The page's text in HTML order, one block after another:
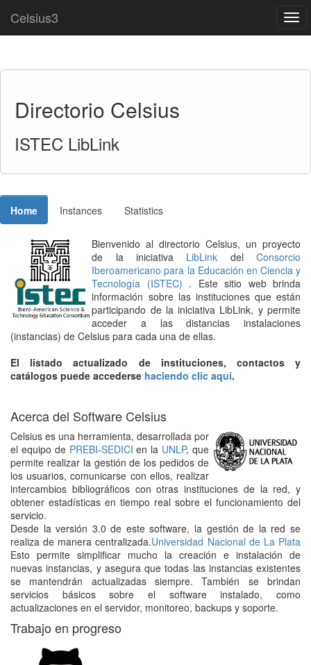
Celsius3
Directorio Celsius
ISTEC LibLink
Home Instances Statistics
Bienvenido al directorio Celsius, un proyecto
de la iniciativa LibLink delConsorcio
Iberoamericano para la Educación en Ciencia y
Tecnología (ISTEC) . Este sitio web brinda
información sobre las instituciones que están
participando de la iniciativa LibLink, y permite
acceder a las distancias instalaciones
(instancias) de Celsius para cada una de ellas.
El listado actualizado de instituciones, contactos y
catálogos puede accederse haciendo clic aquí.
Acerca del Software Celsius
Celsius es una herramienta, desarrollada por
el equipo de PREBI-SEDICI en la UNLP, que
permite realizar la gestión de los pedidos de
los usuarios, comunicarse con ellos, realizar
intercambios bibliográficos con otras instituciones de la red, y
obtener estadísticas en tiempo real sobre el funcionamiento del
servicio.
Desde la versión 3.0 de este software, la gestión de la red se
realiza de manera centralizada.Universidad Nacional de La Plata
Esto permite simplificar mucho la creación e instalación de
nuevas instancias, y asegura que todas las instancias existentes
se mantendrán actualizadas siempre. También se brindan
servicios básicos sobre el software instalado, como
actualizaciones en el servidor, monitoreo, backups y soporte.
Trabajo en progreso